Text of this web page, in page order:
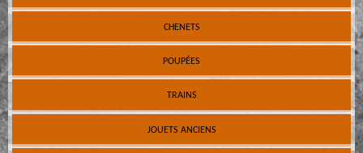
CHENETS
POUPÉES
TRAINS
JOUETS ANCIENS